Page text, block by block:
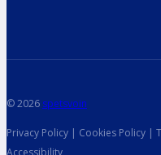
© 2026 spetsvoin
Privacy Policy | Cookies Policy |
Accessibility